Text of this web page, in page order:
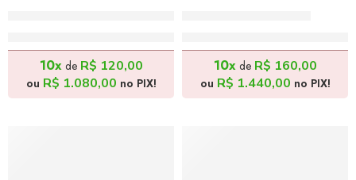
10xde R$ 120,00
ou R$ 1.080,00 no PIX!
10xde R$ 160,00
ou R$ 1.440,00 no PIX!